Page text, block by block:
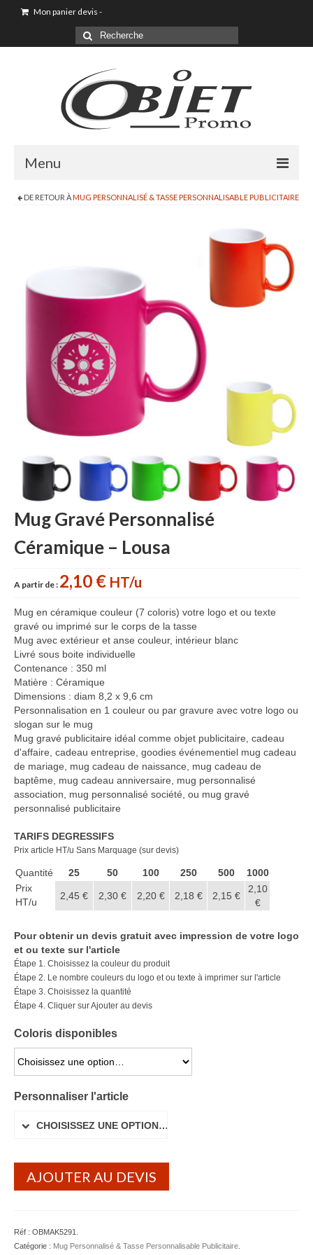
Mon panier devis -
Menu
Goodies & Objet Publicitaire
Maison & Cuisine
Accessoires cuisine personnalisés
Gant de cuisine personnalisé
Goodies Jardin
Planche à découper
Tablier personnalisé
Autour du vin
Accessoires Téléphone
Accessoires supporters
Batterie Externe Power bank
Bonnet & Gants
Casquette publicitaire
Carnet personnalisé Notes
Repositionnable
Notes repositionnables
Bloc–notes Personnalisé
Carnet A5 Personnalisé
Carnet A6 personnalisé
Chapeau publicitaire
Clé USB personnalisée
Éventail personnalisé
Gobelet réutilisable & Verre
Haut-parleur Bluetooth
Lunettes de soleil
Porte-badge Tour de cou
Porte-monnaie Porte Carte Portefeuille
Serviette Personnalisée
Stylo Publicitaire
Voiture Goodies
Gourde & Bouteille
Gourde Personnalisable
Mug & Tasse
DE RETOUR ÀMUG PERSONNALISÉ & TASSE PERSONNALISABLE PUBLICITAIRE
Mug Gravé Personnalisé
Céramique – Lousa
A partir de : 2,10 € HT/u
Mug en céramique couleur (7 coloris) votre logo et ou texte
gravé ou imprimé sur le corps de la tasse
Mug avec extérieur et anse couleur, intérieur blanc
Livré sous boite individuelle
Contenance : 350 ml
Matière : Céramique
Dimensions : diam 8,2 x 9,6 cm
Personnalisation en 1 couleur ou par gravure avec votre logo ou
slogan sur le mug
Mug gravé publicitaire idéal comme objet publicitaire, cadeau
d'affaire, cadeau entreprise, goodies événementiel mug cadeau
de mariage, mug cadeau de naissance, mug cadeau de
baptême, mug cadeau anniversaire, mug personnalisé
association, mug personnalisé société, ou mug gravé
personnalisé publicitaire
TARIFS DEGRESSIFS
Prix article HT/u Sans Marquage (sur devis)
Quantité 25 50 100 250 500
1000
Prix
HT/u
2,45 € 2,30 € 2,20 € 2,18 € 2,15 €
2,10
€
Pour obtenir un devis gratuit avec impression de votre logo
et ou texte sur l'article
Étape 1. Choisissez la couleur du produit
Étape 2. Le nombre couleurs du logo et ou texte à imprimer sur l'article
Étape 3. Choisissez la quantité
Étape 4. Cliquer sur Ajouter au devis
Coloris disponibles
CHOISISSEZ UNE OPTION…
Personnaliser l'article
CHOISISSEZ UNE OPTION…
AJOUTER AU DEVIS
Réf : OBMAK5291
Catégorie : Mug Personnalisé & Tasse Personnalisable Publicitaire